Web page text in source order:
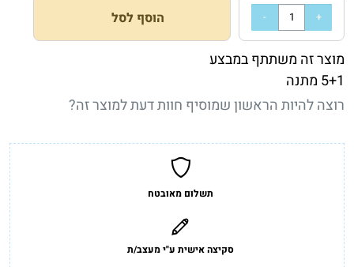
הוסף לסל
מוצר זה משתתף במבצע
5+1 מתנה
רוצה להיות הראשון שמוסיף חוות דעת למוצר זה?
תשלום מאובטח
סקיצה אישית ע"י מעצב/ת